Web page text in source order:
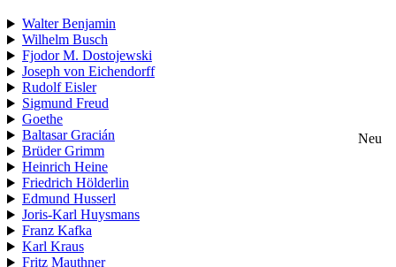
Walter Benjamin
Wilhelm Busch
Fjodor M. Dostojewski
Joseph von Eichendorff
Rudolf Eisler
Sigmund Freud
Goethe
Baltasar Gracián
Neu
Brüder Grimm
Heinrich Heine
Friedrich Hölderlin
Edmund Husserl
Joris-Karl Huysmans
Franz Kafka
Karl Kraus
Fritz Mauthner